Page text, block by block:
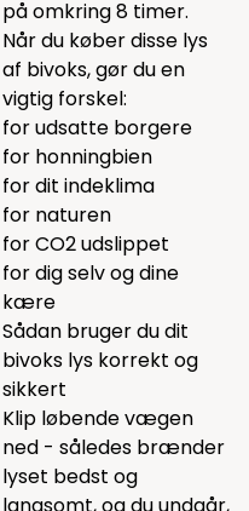
på omkring 8 timer.
Når du køber disse lys
af bivoks, gør du en
vigtig forskel:
for udsatte borgere
for honningbien
for dit indeklima
for naturen
for CO2 udslippet
for dig selv og dine
kære
Sådan bruger du dit
bivoks lys korrekt og
sikkert
Klip løbende vægen
ned - således brænder
lyset bedst og
langsomt, og du undgår,